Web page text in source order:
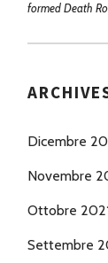
formed Death
Dicembre
Novembre
Ottobre
Settembre